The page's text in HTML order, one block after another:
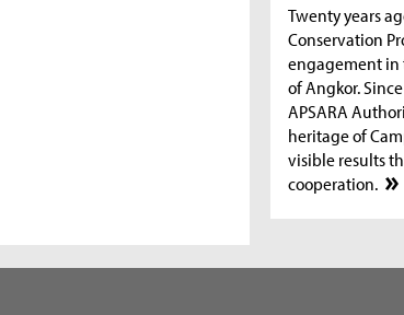
Twenty years
Conservation
engagement in
of Angkor.
APSARA
heritage of
visible results
cooperation.